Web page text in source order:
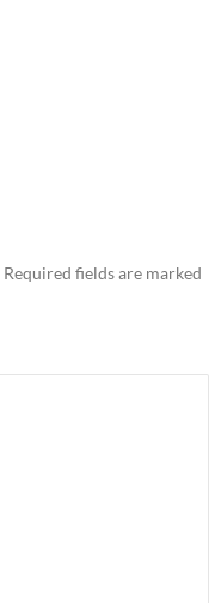
Required fields are marked